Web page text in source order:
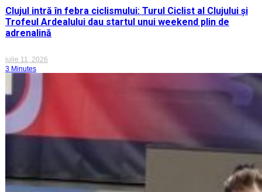
Clujul intră în febra ciclismului: Turul Ciclist al Clujului și
Trofeul Ardealului dau startul unui weekend plin de
adrenalină
iulie 11, 2026
3 Minutes